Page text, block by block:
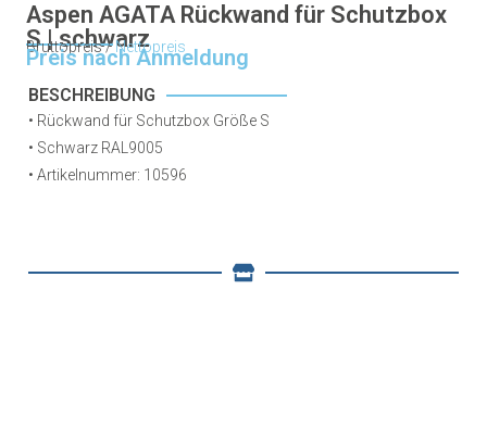
Aspen AGATA Rückwand für Schutzbox
S | schwarz
Bruttopreis / Nettopreis
Preis nach Anmeldung
BESCHREIBUNG
• Rückwand für Schutzbox Größe S
• Schwarz RAL9005
• Artikelnummer: 10596